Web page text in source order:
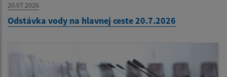
20.07.2026
Odstávka vody na hlavnej ceste 20.7.2026